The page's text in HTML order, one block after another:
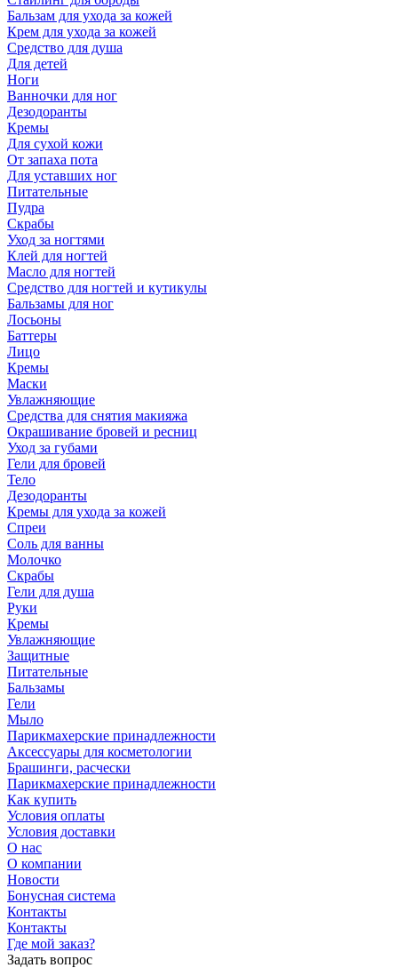
Бальзам для ухода за кожей
Крем для ухода за кожей
Средство для душа
Для детей
Ноги
Ванночки для ног
Дезодоранты
Кремы
Для сухой кожи
От запаха пота
Для уставших ног
Питательные
Пудра
Скрабы
Уход за ногтями
Клей для ногтей
Масло для ногтей
Средство для ногтей и кутикулы
Бальзамы для ног
Лосьоны
Баттеры
Лицо
Кремы
Маски
Увлажняющие
Средства для снятия макияжа
Окрашивание бровей и ресниц
Уход за губами
Гели для бровей
Тело
Дезодоранты
Кремы для ухода за кожей
Спреи
Соль для ванны
Молочко
Скрабы
Гели для душа
Руки
Кремы
Увлажняющие
Защитные
Питательные
Бальзамы
Гели
Мыло
Парикмахерские принадлежности
Аксессуары для косметологии
Брашинги, расчески
Парикмахерские принадлежности
Как купить
Условия оплаты
Условия доставки
О нас
О компании
Новости
Бонусная система
Контакты
Контакты
Где мой заказ?
Задать вопрос